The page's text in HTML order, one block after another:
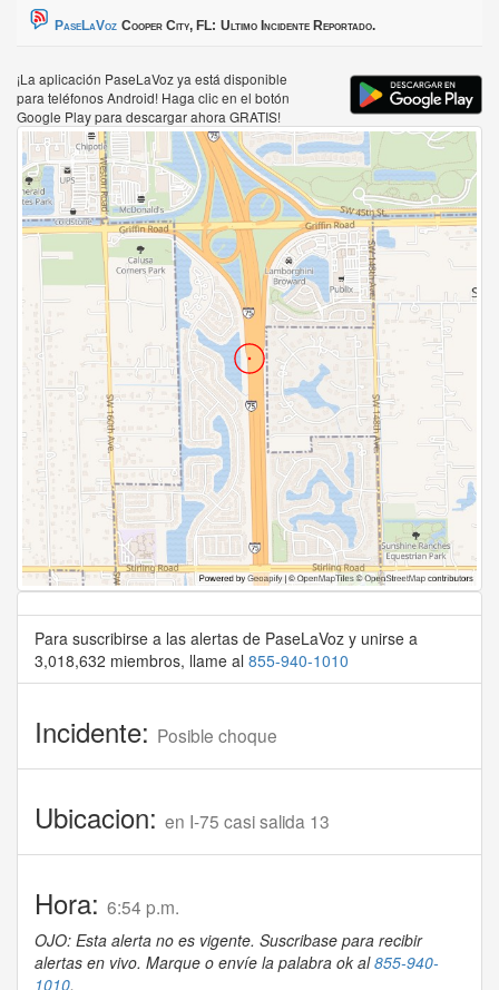
PaseLaVoz Cooper City, FL: Ultimo Incidente Reportado.
¡La aplicación PaseLaVoz ya está disponible
para teléfonos Android! Haga clic en el botón
Google Play para descargar ahora GRATIS!
Para suscribirse a las alertas de PaseLaVoz y unirse a
3,018,632 miembros, llame al 855-940-1010
Incidente: Posible choque
Ubicacion: en I-75 casi salida 13
Hora: 6:54 p.m.
OJO: Esta alerta no es vigente. Suscribase para recibir
alertas en vivo. Marque o envíe la palabra ok al855-940-
1010.